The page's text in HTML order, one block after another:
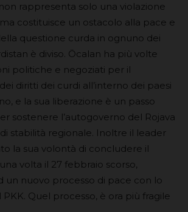
rappresenta solo una violazione
costituisce un ostacolo alla pace e
questione curda in ognuno dei
è diviso. Öcalan ha più volte
politiche e negoziati per il
diritti dei curdi all’interno dei paesi
e la sua liberazione è un passo
sostenere l’autogoverno del Rojava
stabilità regionale. Inoltre il leader
la sua volontà di concludere il
volta il 27 febbraio scorso,
un nuovo processo di pace con lo
Quel processo, è ora più fragile